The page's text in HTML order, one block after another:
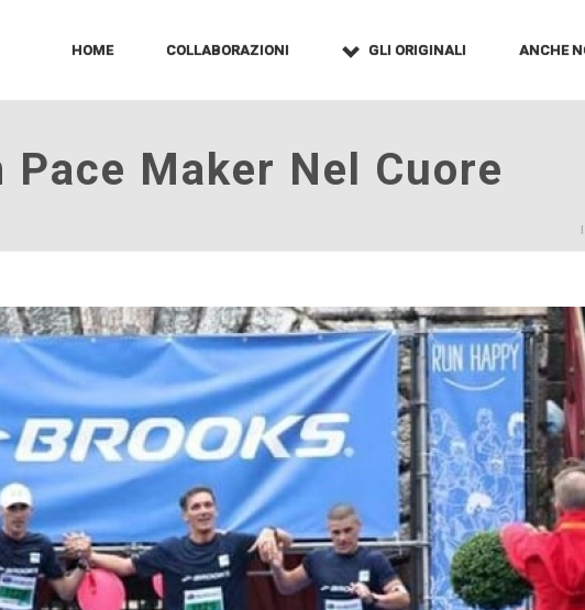
HOME COLLABORAZIONI GLI ORIGINALI ANCHE
Pace Maker Nel Cuore